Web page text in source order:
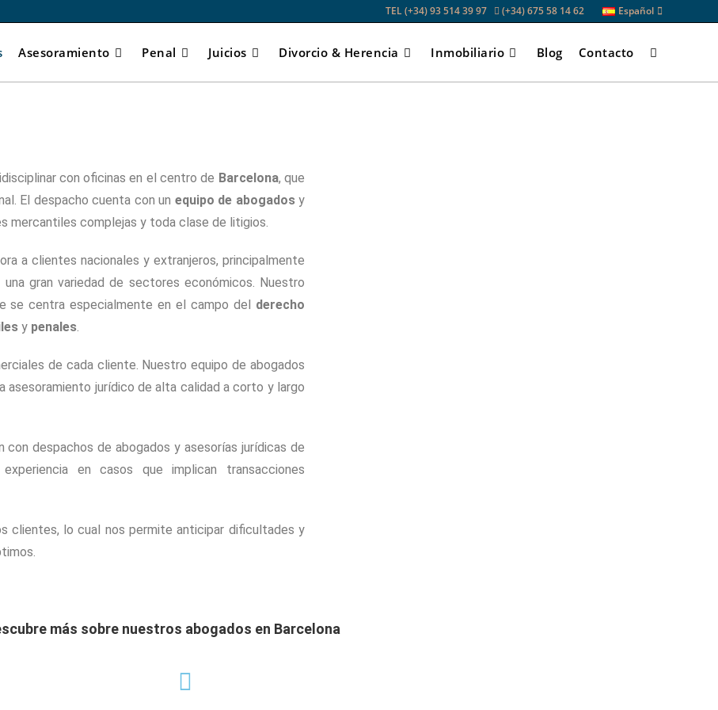
TEL (+34) 93 514 39 97 (+34) 675 58 14 62 Español
Asesoramiento Penal Juicios Divorcio & Herencia Inmobiliario Blog Contacto
con oficinas en el centro de Barcelona, que
El despacho cuenta con un equipo de abogadosy
mercantiles complejas y toda clase de litigios.
a clientes nacionales y extranjeros, principalmente
gran variedad de sectores económicos. Nuestro
se centra especialmente en el campo del derecho
y penales.
de cada cliente. Nuestro equipo de abogados
asesoramiento jurídico de alta calidad a corto y largo
despachos de abogados y asesorías jurídicas de
en casos que implican transacciones
clientes, lo cual nos permite anticipar dificultades y
más sobre nuestros abogados en Barcelona